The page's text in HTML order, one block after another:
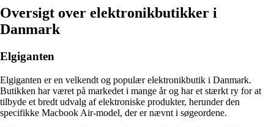
Oversigt over elektronikbutikker i
Danmark
Elgiganten
Elgiganten er en velkendt og populær elektronikbutik i Danmark.
Butikken har været på markedet i mange år og har et stærkt ry for at
tilbyde et bredt udvalg af elektroniske produkter, herunder den
specifikke Macbook Air-model, der er nævnt i søgeordene.